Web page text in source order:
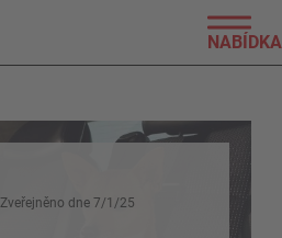
NABÍDKA
Zveřejněno dne7/1/25